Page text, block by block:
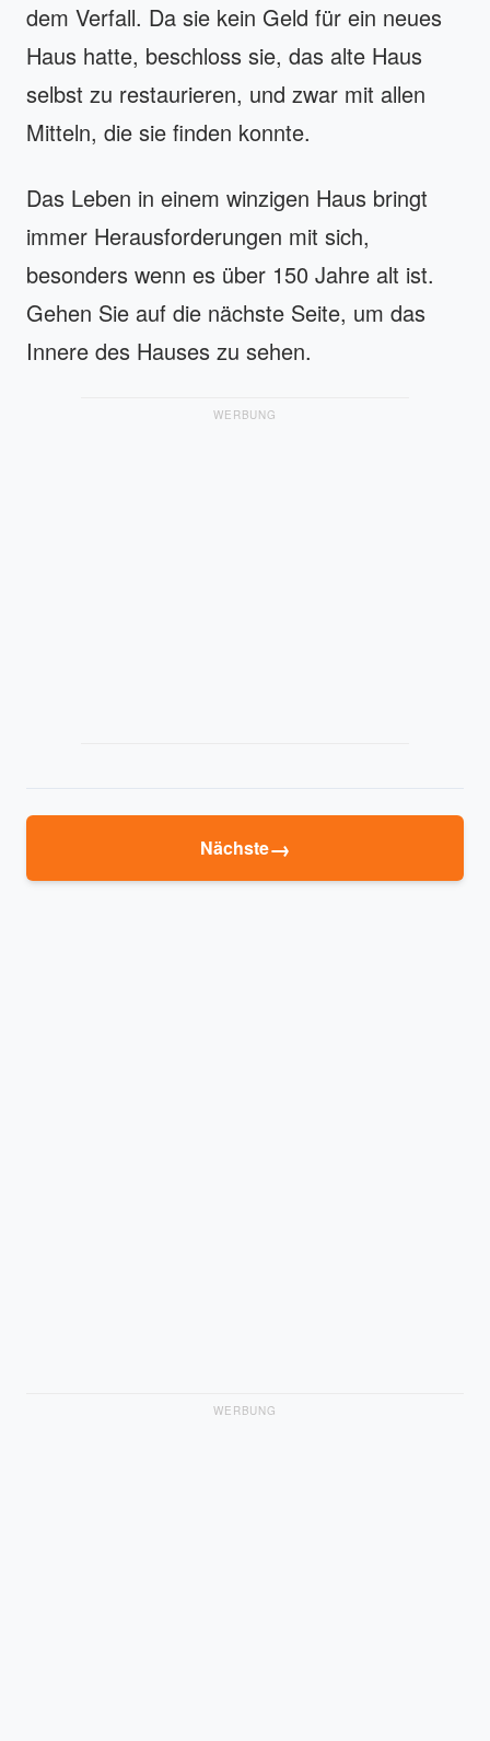
dem Verfall. Da sie kein Geld für ein neues
Haus hatte, beschloss sie, das alte Haus
selbst zu restaurieren, und zwar mit allen
Mitteln, die sie finden konnte.
Das Leben in einem winzigen Haus bringt
immer Herausforderungen mit sich,
besonders wenn es über 150 Jahre alt ist.
Gehen Sie auf die nächste Seite, um das
Innere des Hauses zu sehen.
WERBUNG
Nächste→
WERBUNG